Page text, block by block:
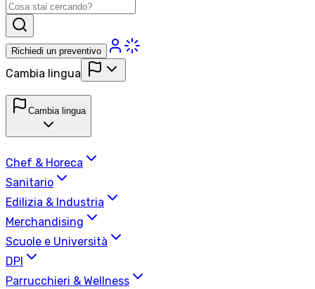
Richiedi un preventivo
Cambia lingua
Cambia lingua
Chef & Horeca
Sanitario
Edilizia & Industria
Merchandising
Scuole e Università
DPI
Parrucchieri & Wellness